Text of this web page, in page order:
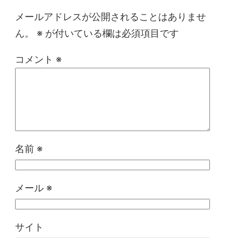
メールアドレスが公開されることはありませ
ん。
※ が付いている欄は必須項目です
コメント ※
名前 ※
メール ※
サイト